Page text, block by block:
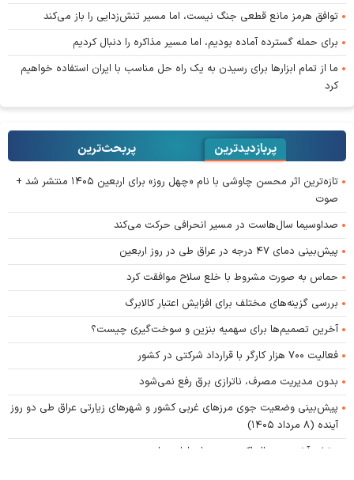
توافق هرمز مانع قطعی جنگ نیست، اما مسیر تنش‌زدایی را باز می‌کند
برای حمله گسترده آماده بودیم، اما مسیر مذاکره را دنبال کردیم
ما از تمام ابزار‌ها برای رسیدن به یک راه حل مناسب با ایران استفاده خواهیم
کرد
پربازدیدترین پربحث‌ترین‌
تازه‌ترین اثر محسن چاوشی با نام «چهل روز» برای اربعین ۱۴۰۵ منتشر شد +
صوت
صداوسیما سال‌هاست در مسیر انحرافی حرکت می‌کند
پیش‌بینی دمای ۴۷ درجه در عراق طی در روز اربعین
حماس به صورت مشروط با خلع سلاح موافقت کرد
بررسی گزینه‌های مختلف برای افزایش اعتبار کالابرگ
آخرین تصمیم‌ها برای سهمیه بنزین و سوخت‌گیری چیست؟
فعالیت ۷۰۰ هزار کارگر با قرارداد شرکتی در کشور
بدون مدیریت مصرف، ناترازی برق رفع نمی‌شود
پیش‌بینی وضعیت جوی مرز‌های غربی کشور و شهر‌های زیارتی عراق طی دو روز
آینده (۸ مرداد ۱۴۰۵)
پخش آخرین سریال اکبر عبدی برای اولین بار